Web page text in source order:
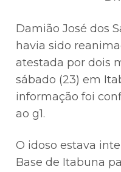
Damião José dos
havia sido
atestada por dois
sábado (23) em
informação foi
ao g1.
O idoso estava
Base de Itabuna